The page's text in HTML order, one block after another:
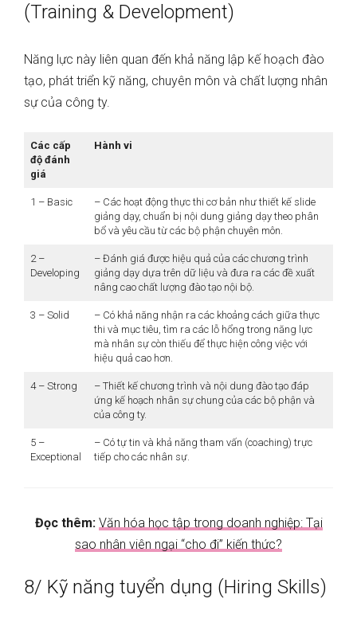
(Training & Development)
Năng lực này liên quan đến khả năng lập kế hoạch đào
tạo, phát triển kỹ năng, chuyên môn và chất lượng nhân
sự của công ty.
Các cấp
độ đánh
giá
Hành vi
1 – Basic
– Các hoạt động thực thi cơ bản như thiết kế slide
giảng dạy, chuẩn bị nội dung giảng dạy theo phân
bổ và yêu cầu từ các bộ phận chuyên môn.
2 –
Developing
– Đánh giá được hiệu quả của các chương trình
giảng dạy dựa trên dữ liệu và đưa ra các đề xuất
nâng cao chất lượng đào tạo nội bộ.
3 – Solid
– Có khả năng nhận ra các khoảng cách giữa thực
thi và mục tiêu, tìm ra các lỗ hổng trong năng lực
mà nhân sự còn thiếu để thực hiện công việc với
hiệu quả cao hơn.
4 – Strong
– Thiết kế chương trình và nội dung đào tạo đáp
ứng kế hoạch nhân sự chung của các bộ phận và
của công ty.
5 –
Exceptional
– Có tự tin và khả năng tham vấn (coaching) trực
tiếp cho các nhân sự.
Đọc thêm: Văn hóa học tập trong doanh nghiệp: Tại
sao nhân viên ngại “cho đi” kiến thức?
8/ Kỹ năng tuyển dụng (Hiring Skills)